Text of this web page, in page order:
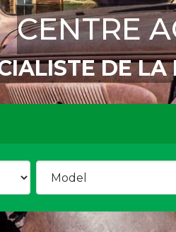
CENTRE
DE LA